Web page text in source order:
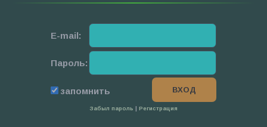
E-mail:
Пароль:
запомнить
Забыл пароль Регистрация